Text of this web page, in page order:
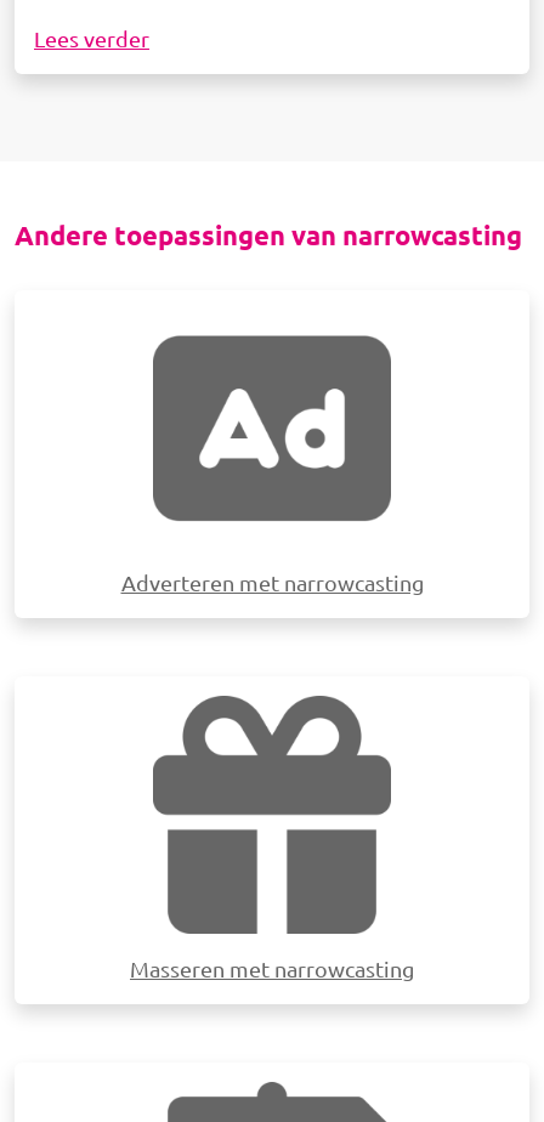
Lees verder
Andere toepassingen van narrowcasting
Adverteren met narrowcasting
Afbeelding
Masseren met narrowcasting
Afbeelding